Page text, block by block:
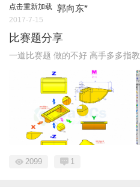
点击重新加载 郭向东*
2017-7-15
比赛题分享
一道比赛题 做的不好 高手多多指教
2099 1